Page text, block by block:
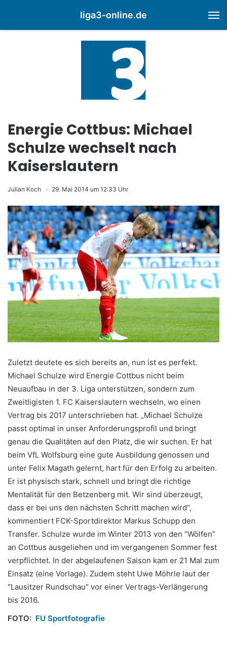
liga3-online.de
Energie Cottbus: Michael
Schulze wechselt nach
Kaiserslautern
Julian Koch 29. Mai 2014 um 12:33 Uhr
Zuletzt deutete es sich bereits an, nun ist es perfekt.
Michael Schulze wird Energie Cottbus nicht beim
Neuaufbau in der 3. Liga unterstützen, sondern zum
Zweitligisten 1. FC Kaiserslautern wechseln, wo einen
Vertrag bis 2017 unterschrieben hat. „Michael Schulze
passt optimal in unser Anforderungsprofil und bringt
genau die Qualitäten auf den Platz, die wir suchen. Er hat
beim VfL Wolfsburg eine gute Ausbildung genossen und
unter Felix Magath gelernt, hart für den Erfolg zu arbeiten.
Er ist physisch stark, schnell und bringt die richtige
Mentalität für den Betzenberg mit. Wir sind überzeugt,
dass er bei uns den nächsten Schritt machen wird“,
kommentiert FCK-Sportdirektor Markus Schupp den
Transfer. Schulze wurde im Winter 2013 von den “Wölfen”
an Cottbus ausgeliehen und im vergangenen Sommer fest
verpflichtet. In der abgelaufenen Saison kam er 21 Mal zum
Einsatz (eine Vorlage). Zudem steht Uwe Möhrle laut der
"Lausitzer Rundschau" vor einer Vertrags-Verlängerung
bis 2016.
FOTO: FU Sportfotografie